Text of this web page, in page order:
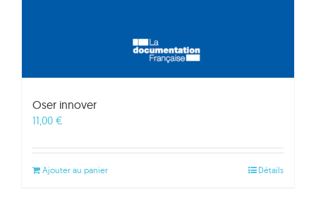
Oser innover
11,00 €
Ajouter au panier Détails